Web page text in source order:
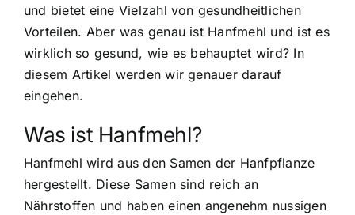
und bietet eine Vielzahl von gesundheitlichen
Vorteilen. Aber was genau ist Hanfmehl und ist es
wirklich so gesund, wie es behauptet wird? In
diesem Artikel werden wir genauer darauf
eingehen.
Was ist Hanfmehl?
Hanfmehl wird aus den Samen der Hanfpflanze
hergestellt. Diese Samen sind reich an
Nährstoffen und haben einen angenehm nussigen